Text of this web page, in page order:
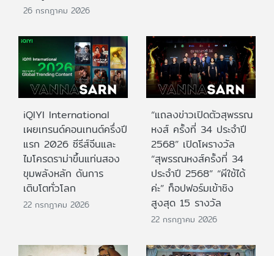
26 กรกฎาคม 2026
iQIYI International
เผยเทรนด์คอนเทนต์ครึ่งปี
แรก 2026 ซีรีส์จีนและ
ไมโครดราม่าขึ้นแท่นสอง
ขุมพลังหลัก ดันการ
เติบโตทั่วโลก
22 กรกฎาคม 2026
“แถลงข่าวเปิดตัวสุพรรณ
หงส์ ครั้งที่ 34 ประจำปี
2568” เปิดโผรางวัล
“สุพรรณหงส์ครั้งที่ 34
ประจำปี 2568” “ผีใช้ได้
ค่ะ” ท็อปฟอร์มเข้าชิง
สูงสุด 15 รางวัล
22 กรกฎาคม 2026